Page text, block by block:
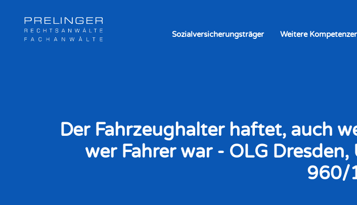
Sozialversicherungsträger Weitere
Der Fahrzeughalter haftet, auch
wer Fahrer war - OLG
960/